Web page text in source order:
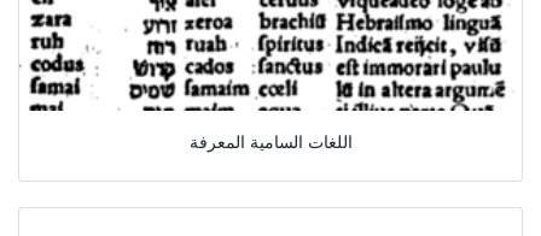
اللغات السامية المعرفة